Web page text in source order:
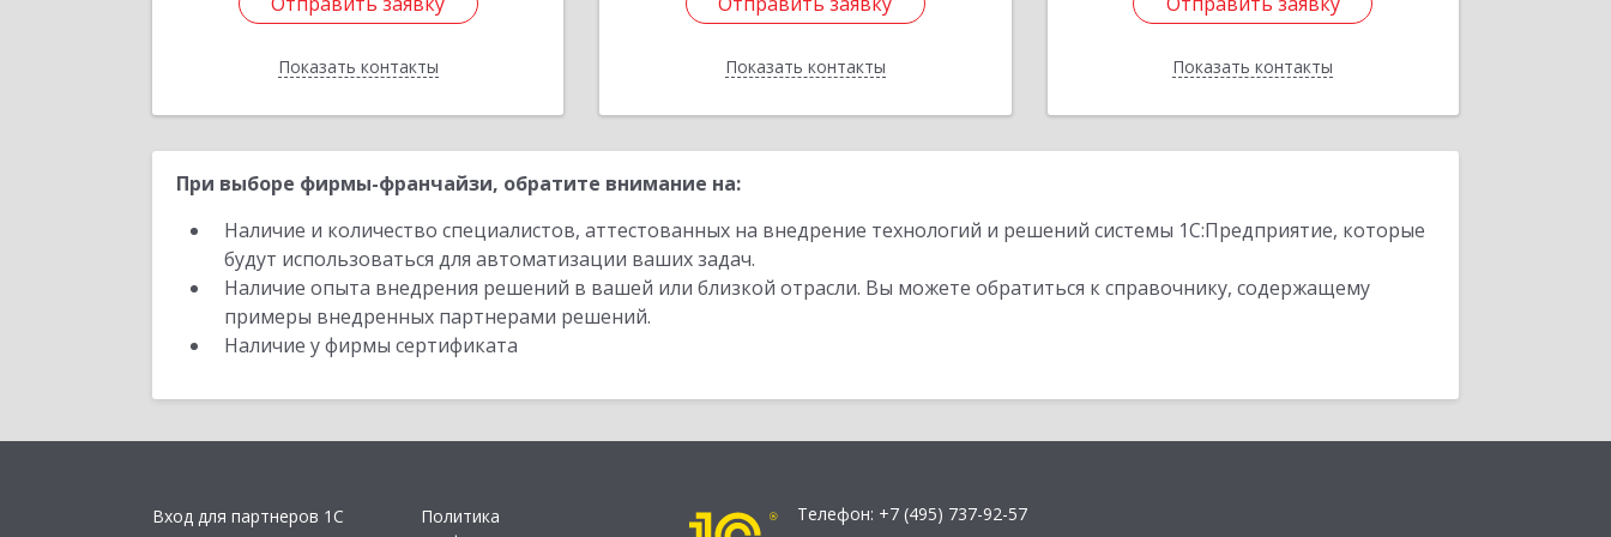
Показать контакты
Назад Показать контакты
Назад Показать контакты
Назад
При выборе фирмы-франчайзи, обратите внимание на:
Наличие и количество специалистов, аттестованных на внедрение технологий и решений системы 1С:Предприятие, которые
будут использоваться для автоматизации ваших задач.
Наличие опыта внедрения решений в вашей или близкой отрасли. Вы можете обратиться к справочнику, содержащему
примеры внедренных партнерами решений.
Наличие у фирмы сертификата
Вход для партнеров 1С
Политика
Телефон: +7 (495) 737-92-57